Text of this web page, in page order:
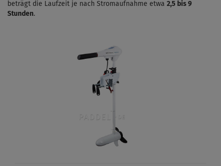
beträgt die Laufzeit je nach Stromaufnahme etwa 2,5 bis 9
Stunden.